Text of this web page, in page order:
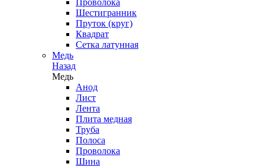
Проволока
Шестигранник
Пруток (круг)
Квадрат
Сетка латунная
Медь
Назад
Медь
Анод
Лист
Лента
Плита медная
Труба
Полоса
Проволока
Шина